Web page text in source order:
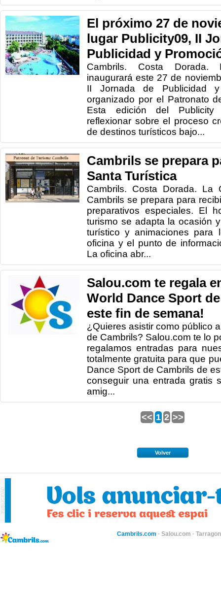
El próximo 27 de
lugar Publicity09, II
Publicidad y
Cambrils. Costa Dorada.
inaugurará este 27 de
II Jornada de Publicidad y
organizado por el Patronato
Esta edición del Publicity
reflexionar sobre el proceso
de destinos turísticos bajo...
Cambrils se prepara
Santa Turística
Cambrils. Costa Dorada. La
Cambrils se prepara para
preparativos especiales. El
turismo se adapta la ocasión
turístico y animaciones para
oficina y el punto de
La oficina abr...
Salou.com te regala
World Dance Sport
este fin de semana!
¿Quieres asistir como público
de Cambrils? Salou.com te lo
regalamos entradas para
totalmente gratuita para que
Dance Sport de Cambrils de
conseguir una entrada gratis
amig...
<< 1 2 >>
Volver
Cambrils.com · Salou.com ·